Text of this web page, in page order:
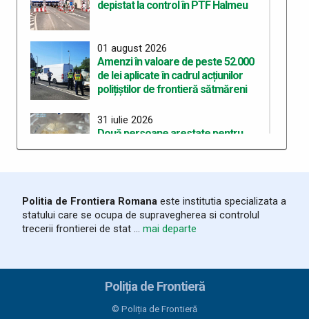
depistat la control în PTF Halmeu
01 august 2026
Amenzi în valoare de peste 52.000
de lei aplicate în cadrul acțiunilor
polițiștilor de frontieră sătmăreni
31 iulie 2026
Două persoane arestate pentru
deținerea de droguri de mare risc pe
28 iulie 2026
ITPF Sighetu Marmației a sărbătorit
162 de ani de la înființarea Poliției de
Bunuri susceptibile a fi contrafăcute,
în valoare de 20.000 lei, descoperite
Politia de Frontiera Romana este institutia specializata a
statului care se ocupa de supravegherea si controlul
trecerii frontierei de stat ... mai departe
Poliția de Frontieră
© Poliția de Frontieră